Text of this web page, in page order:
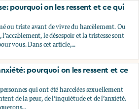
pourquoi on les ressent et ce qui
ou triste avant de vivre du harcèlement. Ou
le désespoir et la tristesse sont
vous. Dans cet article,...
pourquoi on les ressent et ce qui
pourquoi on les ressent et ce
qui ont été harcelées sexuellement
de la peur, de l’inquiétude et de l’anxiété.